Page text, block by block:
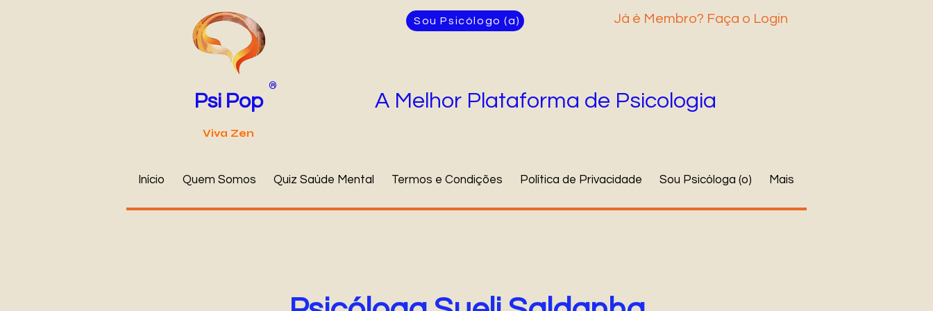
Psi Pop
®
Viva Zen
Sou Psicólogo (a) Já é Membro? Faça o Login
A Melhor Plataforma de Psicologia
Início Quem Somos Quiz Saúde Mental Termos e Condições Política de Privacidade Sou Psicóloga (o) Mais